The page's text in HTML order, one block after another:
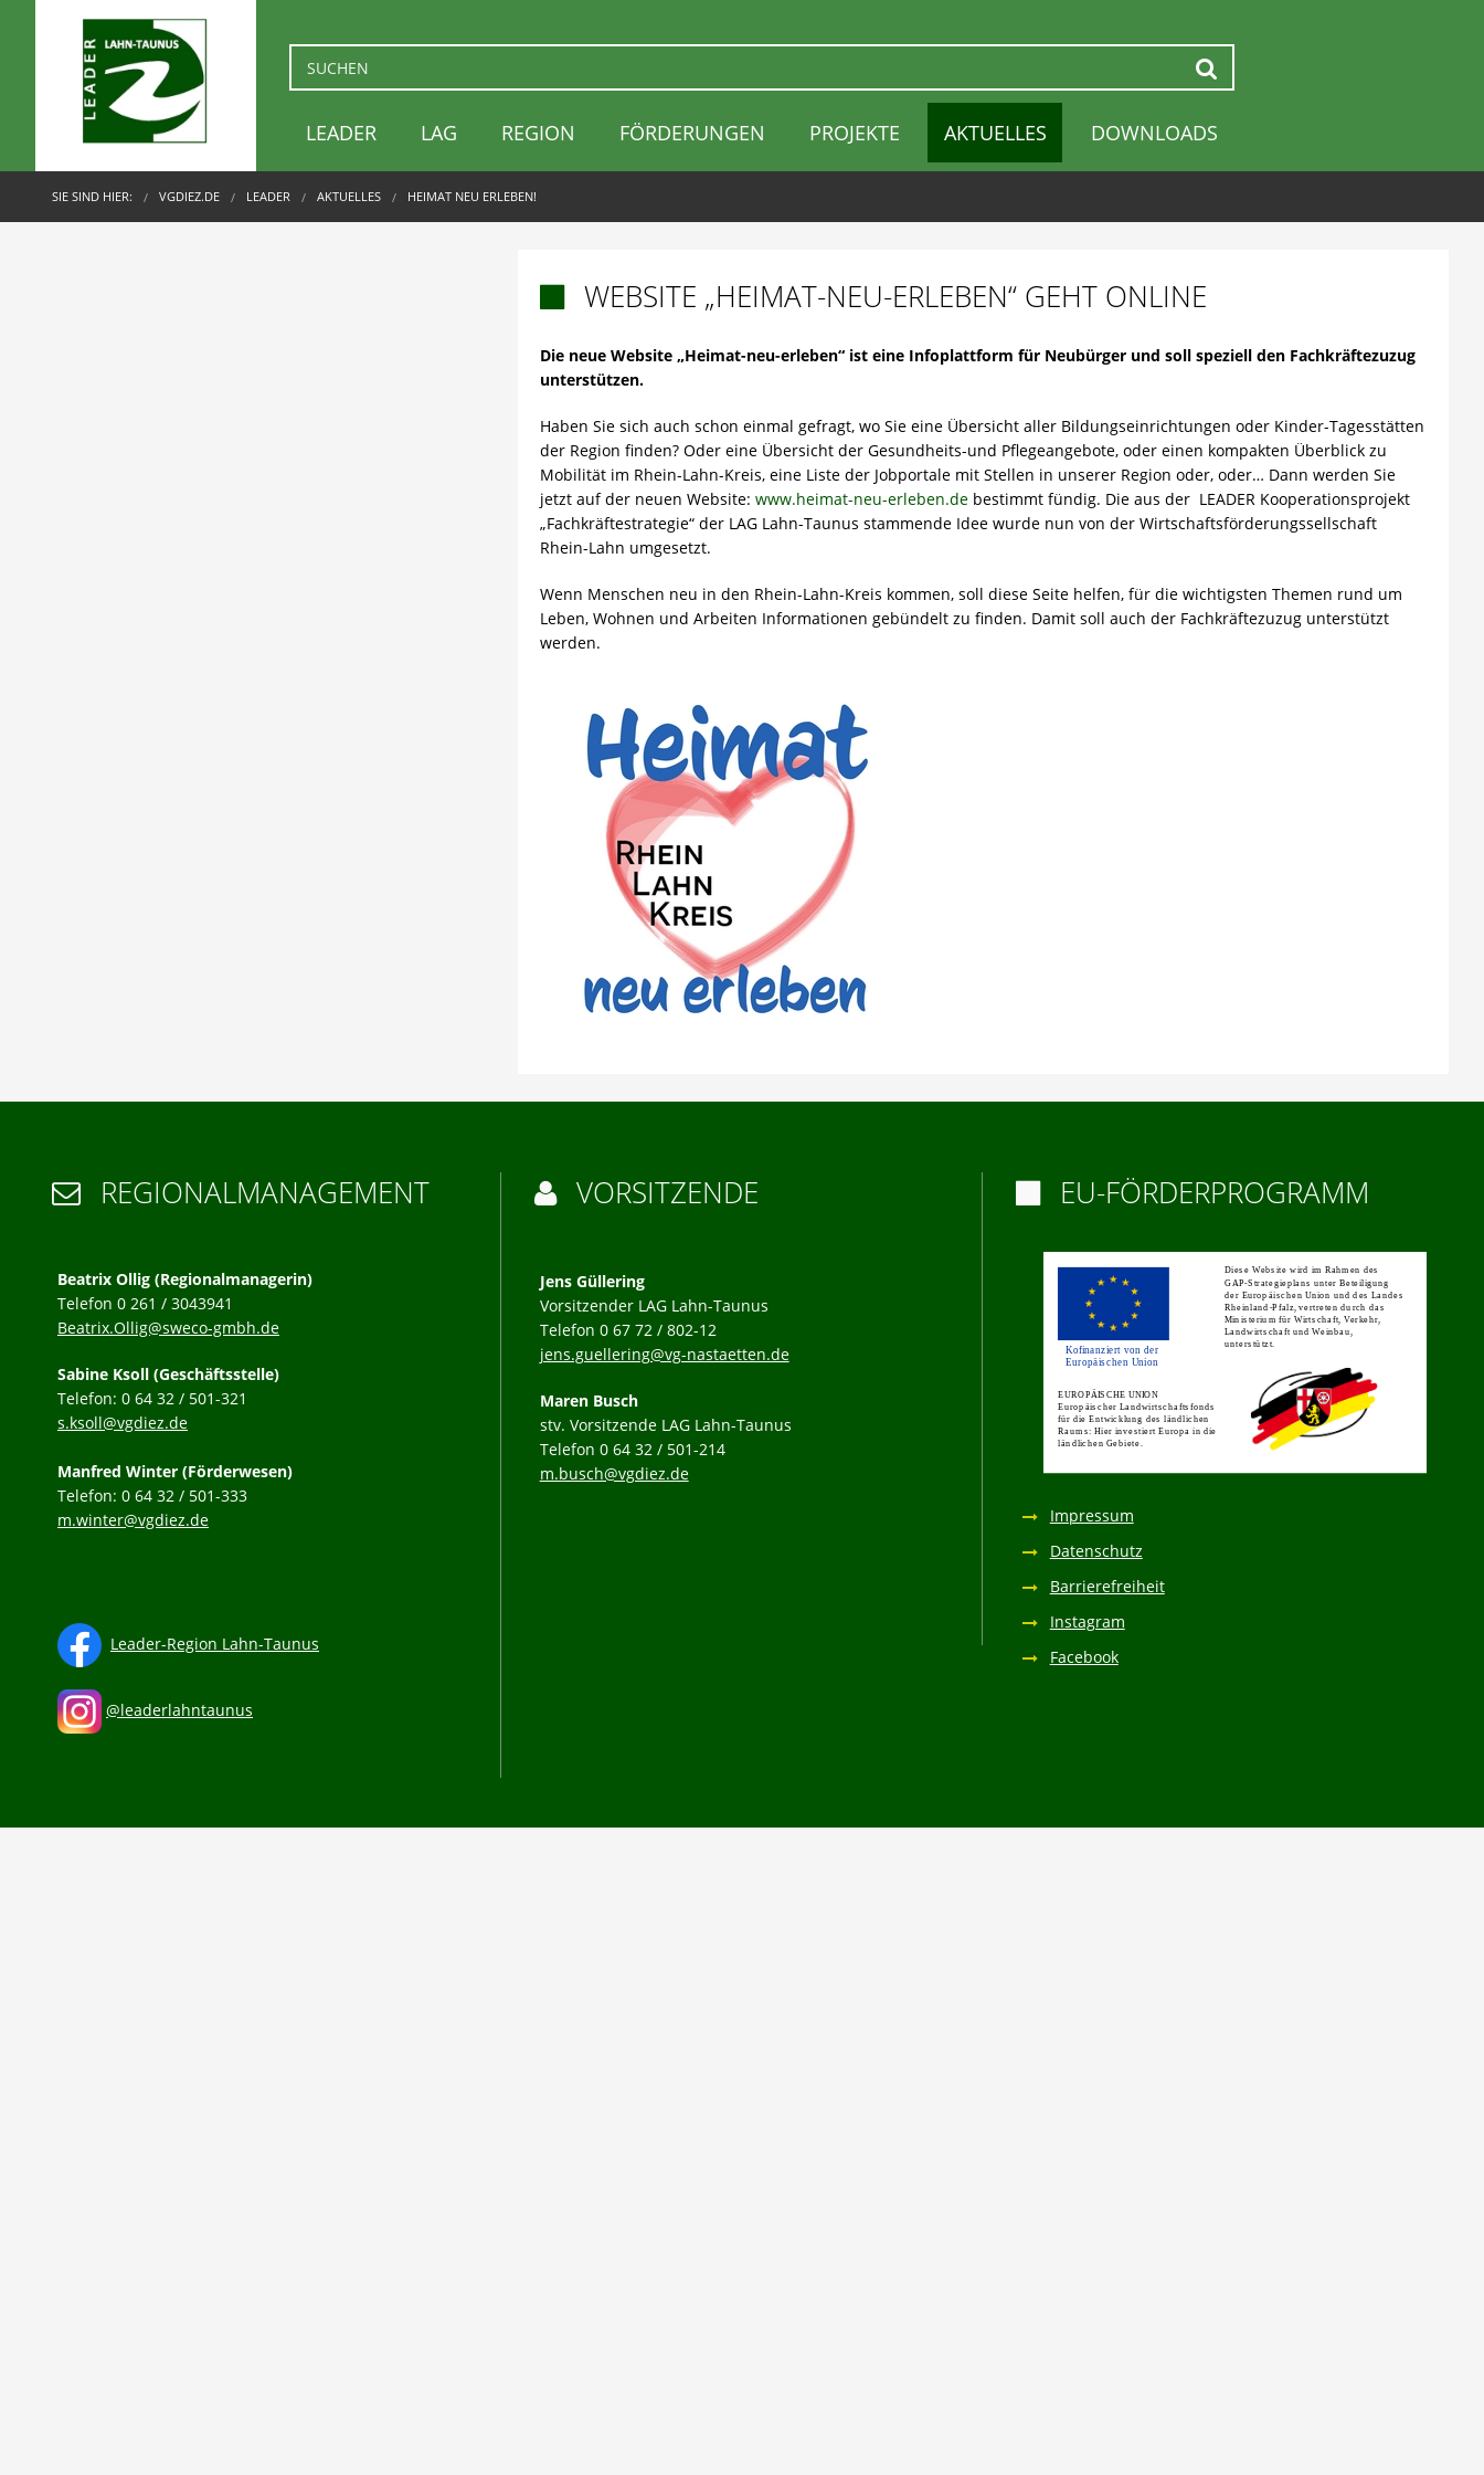
LEADER LAG REGION FÖRDERUNGEN PROJEKTE AKTUELLES DOWNLOADS
SIE SIND HIER: VGDIEZ.DE LEADER AKTUELLES HEIMAT NEU ERLEBEN!
WEBSITE „HEIMAT-NEU-ERLEBEN“ GEHT ONLINE
Die neue Website „Heimat-neu-erleben“ ist eine Infoplattform für Neubürger und soll speziell den Fachkräftezuzug
unterstützen.
Haben Sie sich auch schon einmal gefragt, wo Sie eine Übersicht aller Bildungseinrichtungen oder Kinder-Tagesstätten
der Region finden? Oder eine Übersicht der Gesundheits-und Pflegeangebote, oder einen kompakten Überblick zu
Mobilität im Rhein-Lahn-Kreis, eine Liste der Jobportale mit Stellen in unserer Region oder, oder… Dann werden Sie
jetzt auf der neuen Website: www.heimat-neu-erleben.debestimmt fündig. Die aus der LEADER Kooperationsprojekt
„Fachkräftestrategie“ der LAG Lahn-Taunus stammende Idee wurde nun von der Wirtschaftsförderungssellschaft
Rhein-Lahn umgesetzt.
Wenn Menschen neu in den Rhein-Lahn-Kreis kommen, soll diese Seite helfen, für die wichtigsten Themen rund um
Leben, Wohnen und Arbeiten Informationen gebündelt zu finden. Damit soll auch der Fachkräftezuzug unterstützt
werden.
 REGIONALMANAGEMENT
Beatrix Ollig (Regionalmanagerin)
Telefon 0 261 / 3043941
Beatrix.Ollig@sweco-gmbh.de
Sabine Ksoll (Geschäftsstelle)
Telefon: 0 64 32 / 501-321
s.ksoll@vgdiez.de
Manfred Winter (Förderwesen)
Telefon: 0 64 32 / 501-333
m.winter@vgdiez.de
Leader-Region Lahn-Taunus
@leaderlahntaunus
 VORSITZENDE
Jens Güllering
Vorsitzender LAG Lahn-Taunus
Telefon 0 67 72 / 802-12
jens.guellering@vg-nastaetten.de
Maren Busch
stv. Vorsitzende LAG Lahn-Taunus
Telefon 0 64 32 / 501-214
m.busch@vgdiez.de
EU-FÖRDERPROGRAMM
Impressum
Datenschutz
Barrierefreiheit
Instagram
Facebook